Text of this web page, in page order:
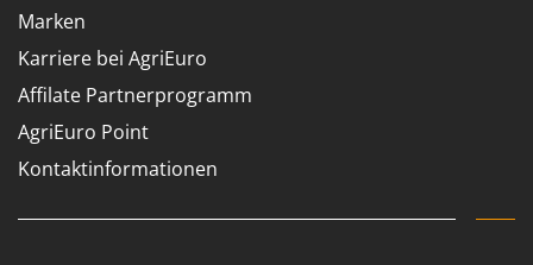
Marken
Karriere bei AgriEuro
Affilate Partnerprogramm
AgriEuro Point
Kontaktinformationen